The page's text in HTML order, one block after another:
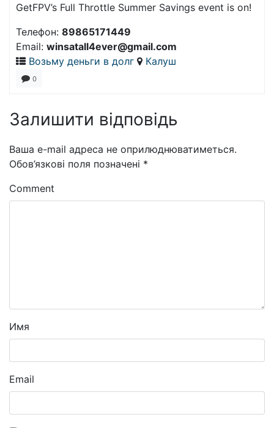
GetFPV’s Full Throttle Summer Savings event is on!
Телефон: 89865171449
Email: winsatall4ever@gmail.com
Возьму деньги в долг
Калуш
0
Залишити відповідь
Ваша e-mail адреса не оприлюднюватиметься.
Обов’язкові поля позначені *
Comment
Имя
Email